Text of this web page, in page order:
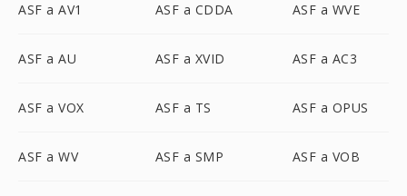
ASF a AV1 ASF a CDDA ASF a WVE
ASF a AU ASF a XVID ASF a AC3
ASF a VOX ASF a TS ASF a OPUS
ASF a WV ASF a SMP ASF a VOB